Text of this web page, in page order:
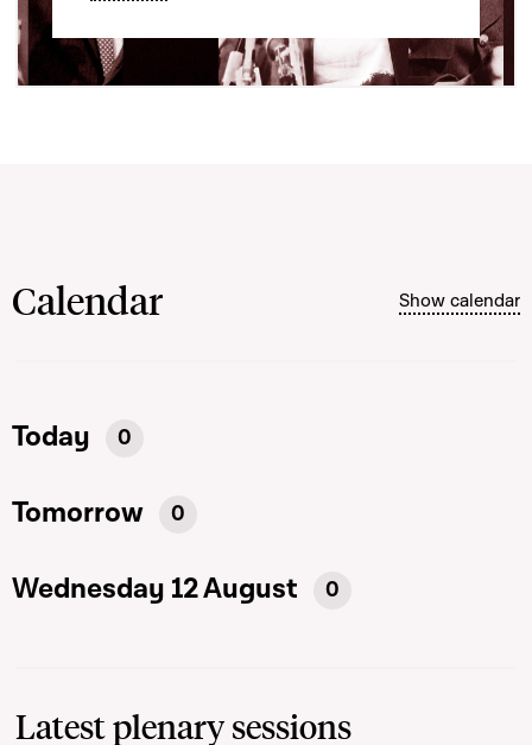
Calendar Show calendar
Today 0
Tomorrow 0
Wednesday 12 August 0
Latest plenary sessions